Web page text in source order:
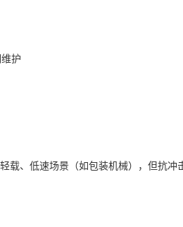
护‌
、低速场景（如包装机械），但抗冲